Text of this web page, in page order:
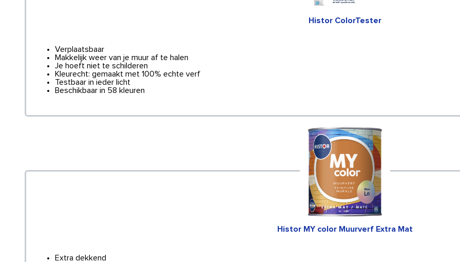
Histor ColorTester
Verplaatsbaar
Makkelijk weer van je muur af te halen
Je hoeft niet te schilderen
Kleurecht: gemaakt met 100% echte verf
Testbaar in ieder licht
Beschikbaar in 58 kleuren
Histor MY color Muurverf Extra Mat
Extra dekkend